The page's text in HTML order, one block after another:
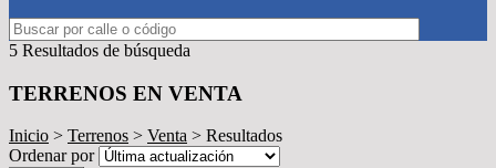
5 Resultados de búsqueda
TERRENOS EN VENTA
Inicio > Terrenos > Venta > Resultados
Ordenar por